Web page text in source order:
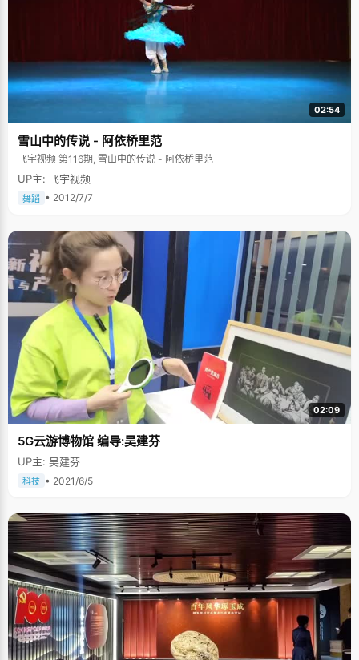
02:54
雪山中的传说 - 阿依桥里范
飞宇视频 第116期, 雪山中的传说 - 阿依桥里范
UP主: 飞宇视频
舞蹈 • 2012/7/7
02:09
5G云游博物馆 编导:吴建芬
UP主: 吴建芬
科技 • 2021/6/5